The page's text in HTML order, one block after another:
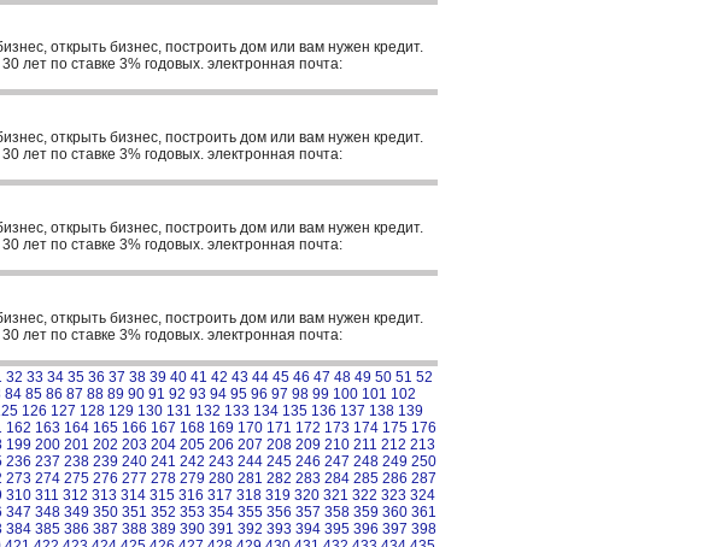
открыть бизнес, построить дом или вам нужен кредит.
лет по ставке 3% годовых. электронная почта:
открыть бизнес, построить дом или вам нужен кредит.
лет по ставке 3% годовых. электронная почта:
открыть бизнес, построить дом или вам нужен кредит.
лет по ставке 3% годовых. электронная почта:
открыть бизнес, построить дом или вам нужен кредит.
лет по ставке 3% годовых. электронная почта:
32 33 34 35 36 37 38 39 40 41 42 43 44 45 46 47 48 49 50 51 52
84 85 86 87 88 89 90 91 92 93 94 95 96 97 98 99 100 101 102
126 127 128 129 130 131 132 133 134 135 136 137 138 139
162 163 164 165 166 167 168 169 170 171 172 173 174 175 176
199 200 201 202 203 204 205 206 207 208 209 210 211 212 213
236 237 238 239 240 241 242 243 244 245 246 247 248 249 250
273 274 275 276 277 278 279 280 281 282 283 284 285 286 287
310 311 312 313 314 315 316 317 318 319 320 321 322 323 324
347 348 349 350 351 352 353 354 355 356 357 358 359 360 361
384 385 386 387 388 389 390 391 392 393 394 395 396 397 398